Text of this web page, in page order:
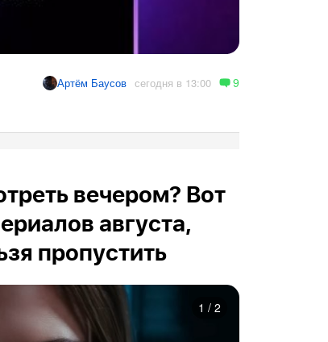
Артём Баусов сегодня в 13:00 9
вечером? Вот
августа,
пропустить
1 / 2